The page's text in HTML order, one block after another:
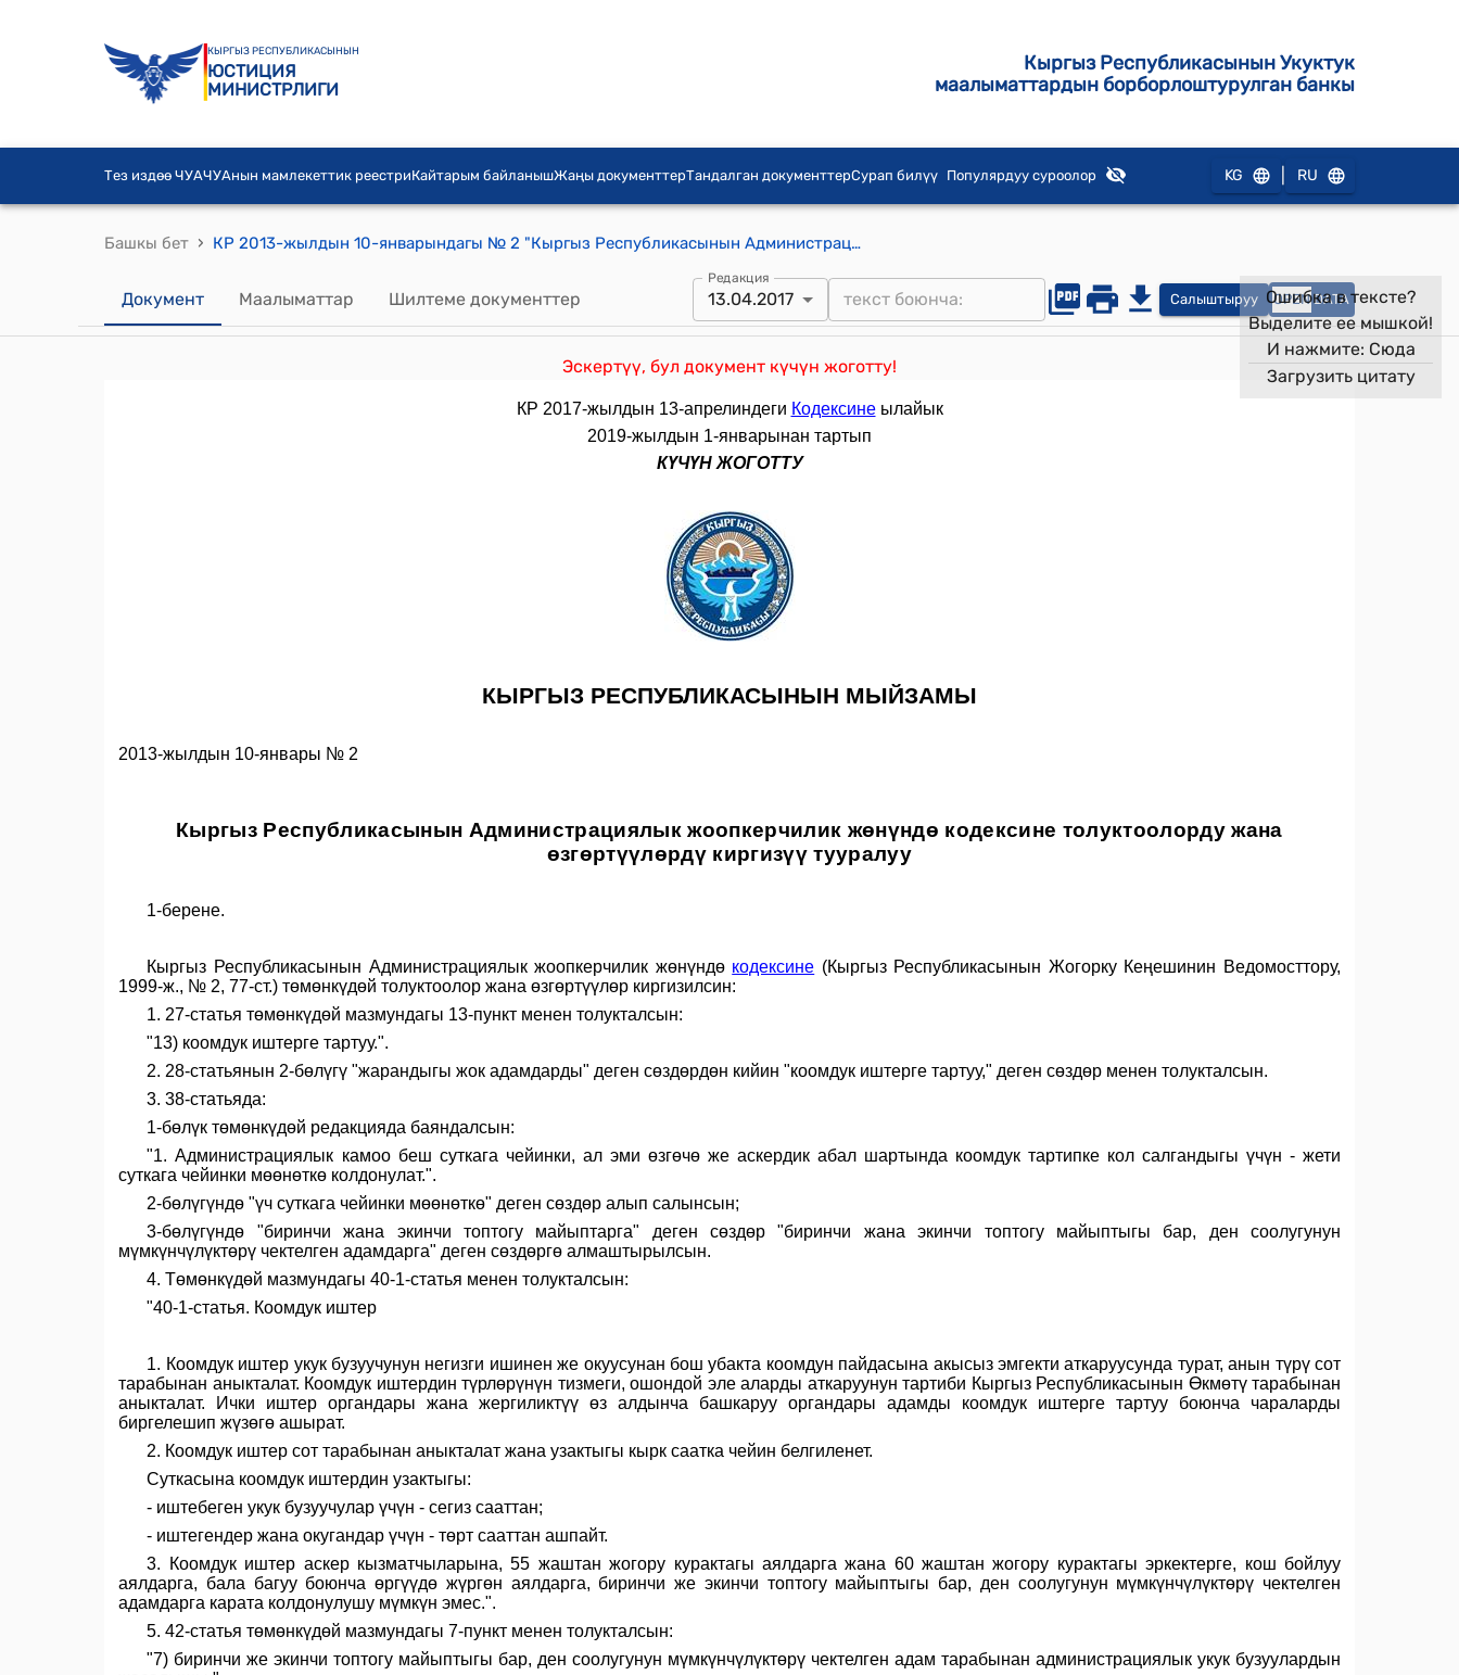
КЫРГЫЗ РЕСПУБЛИКАСЫНЫН
ЮСТИЦИЯ
МИНИСТРЛИГИ
Кыргыз Республикасынын Укуктук
маалыматтардын борборлоштурулган банкы
Тез издөө ЧУАЧУАнын мамлекеттик реестриКайтарым байланышЖаңы документтерТандалган документтерСурап билүү Популярдуу суроолор KG RU
Башкы бет › КР 2013-жылдын 10-январындагы № 2 "Кыргыз Республикасынын Администрациялык жоопкерчилик жөнүндө кодексине толуктоолорду жана өзгөртүүлөрдү киргизүү тууралуу" Мыйзамы
Документ Маалыматтар Шилтеме документтер
Редакция
13.04.2017 Салыштыруу OPEN DATA
Эскертүү, бул документ күчүн жоготту!
Ошибка в тексте?
Выделите ее мышкой!
И нажмите: Сюда
Загрузить цитату